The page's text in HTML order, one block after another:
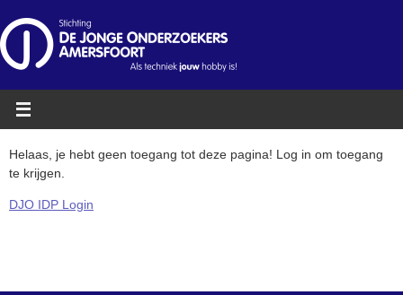
naar
de
inhoud
Helaas, je hebt geen toegang tot deze pagina! Log in om toegang
te krijgen.
DJO IDP Login